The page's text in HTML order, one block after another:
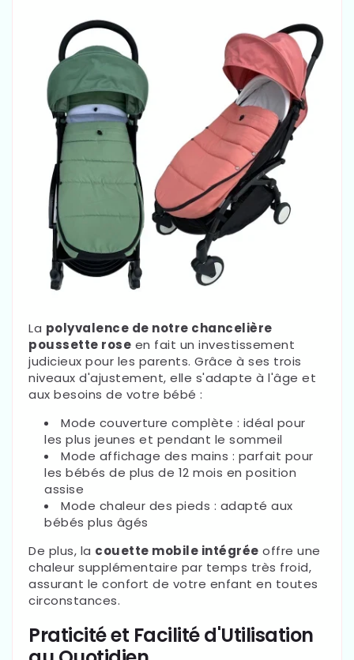
La polyvalence de notre chancelière
poussette rose en fait un investissement
judicieux pour les parents. Grâce à ses trois
niveaux d'ajustement, elle s'adapte à l'âge et
aux besoins de votre bébé :
Mode couverture complète : idéal pour
les plus jeunes et pendant le sommeil
Mode affichage des mains : parfait pour
les bébés de plus de 12 mois en position
assise
Mode chaleur des pieds : adapté aux
bébés plus âgés
De plus, la couette mobile intégrée offre une
chaleur supplémentaire par temps très froid,
assurant le confort de votre enfant en toutes
circonstances.
Praticité et Facilité d'Utilisation